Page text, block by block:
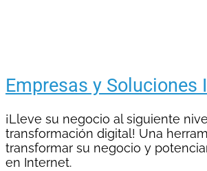
Empresas y Soluciones
¡Lleve su negocio al siguiente
transformación digital! Una
transformar su negocio y
en Internet.